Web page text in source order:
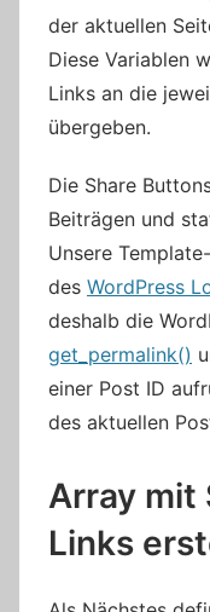
der aktuellen
Diese Variablen
Links an die
übergeben.
Die Share
Beiträgen und
Unsere
des WordPress
deshalb die
get_permalink()
einer Post ID
des aktuellen
Array mit
Links